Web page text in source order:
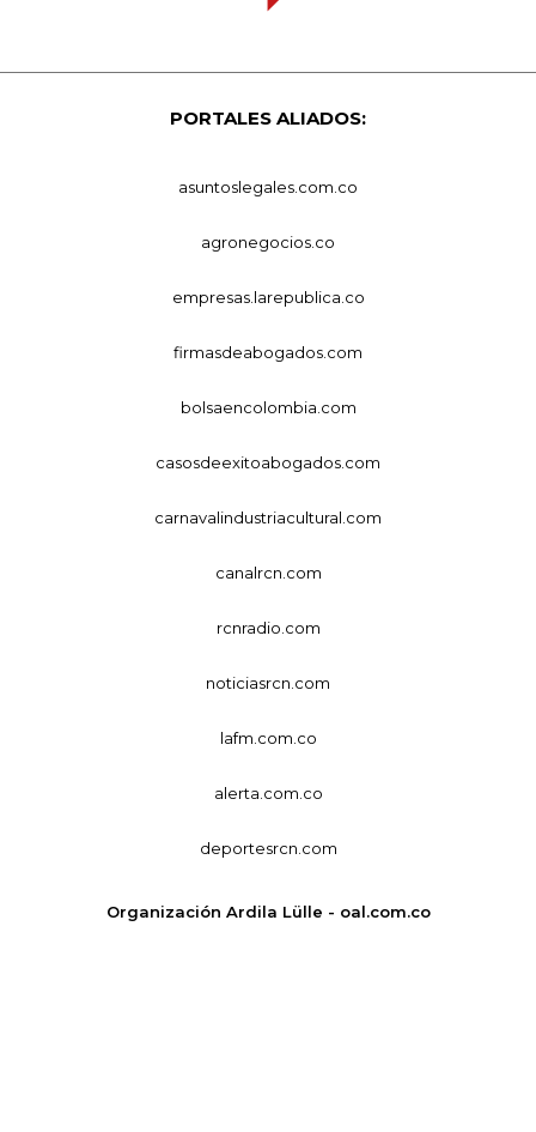
PORTALES ALIADOS:
asuntoslegales.com.co
agronegocios.co
empresas.larepublica.co
firmasdeabogados.com
bolsaencolombia.com
casosdeexitoabogados.com
carnavalindustriacultural.com
canalrcn.com
rcnradio.com
noticiasrcn.com
lafm.com.co
alerta.com.co
deportesrcn.com
Organización Ardila Lülle - oal.com.co